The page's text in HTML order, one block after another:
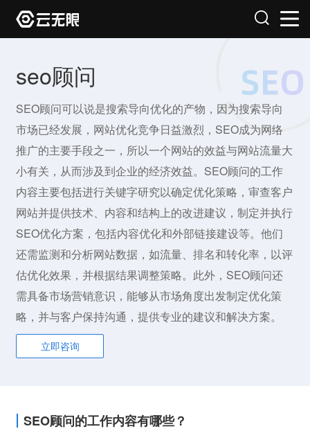
seo顾问
SEO顾问可以说是搜索导向优化的产物，因为搜索导向
市场已经发展，网站优化竞争日益激烈，SEO成为网络
推广的主要手段之一，所以一个网站的效益与网站流量大
小有关，从而涉及到企业的经济效益。SEO顾问的工作
内容主要包括进行关键字研究以确定优化策略，审查客户
网站并提供技术、内容和结构上的改进建议，制定并执行
SEO优化方案，包括内容优化和外部链接建设等。他们
还需监测和分析网站数据，如流量、排名和转化率，以评
估优化效果，并根据结果调整策略。此外，SEO顾问还
需具备市场营销意识，能够从市场角度出发制定优化策
略，并与客户保持沟通，提供专业的建议和解决方案。
立即咨询
SEO顾问的工作内容有哪些？